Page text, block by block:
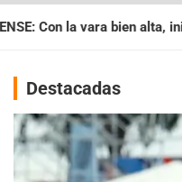
el Campeonato Clausura
Destacadas